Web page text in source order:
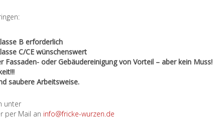
B erforderlich
C/CE wünschenswert
Fassaden- oder Gebäudereinigung von Vorteil – aber kein Muss!
saubere Arbeitsweise.
unter
per Mail an info@fricke-wurzen.de